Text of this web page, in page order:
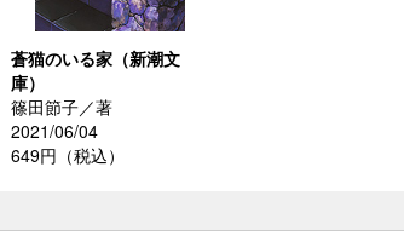
蒼猫のいる家（新潮文
庫）
篠田節子／著
2021/06/04
649円（税込）